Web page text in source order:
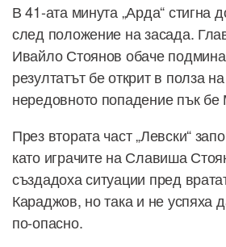
В 41-ата минута „Арда“ стигна
след положение на засада.
Ивайло Стоянов обаче подмина
резултатът бе открит в полза
нередовното попадение пък
През втората част „Левски“
като играчите на Славиша
създадоха ситуации пред
Караджов, но така и не успяха
по-опасно.